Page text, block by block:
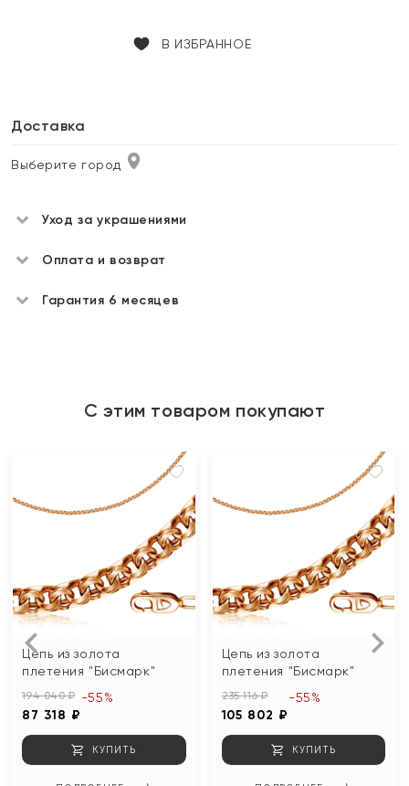
В ИЗБРАННОЕ
Доставка
Выберите город
Уход за украшениями
Оплата и возврат
Гарантия 6 месяцев
С этим товаром покупают
Цепь из золота
плетения "Бисмарк"
194 040 ₽
87 318 ₽
-55%
КУПИТЬ
Цепь из золота
плетения "Бисмарк"
235 116 ₽
105 802 ₽
-55%
КУПИТЬ